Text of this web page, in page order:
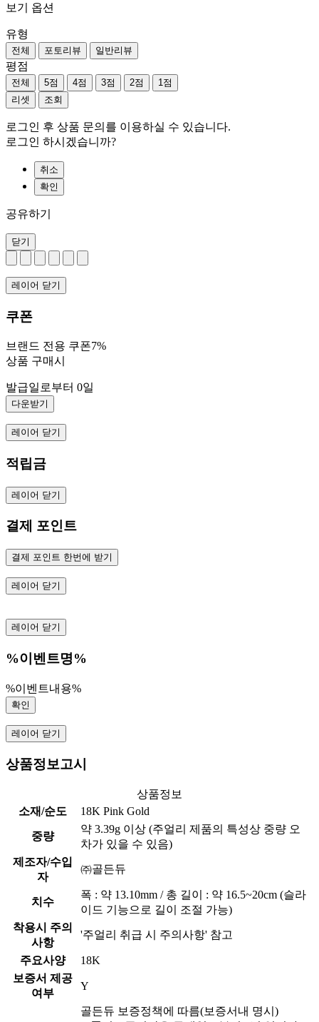
보기 옵션
유형
전체 포토리뷰 일반리뷰
평점
전체 5점 4점 3점 2점
1점
리셋
조회
로그인 후 상품 문의를 이용하실 수 있습니다.
로그인 하시겠습니까?
취소
확인
공유하기
닫기
레이어 닫기
쿠폰
브랜드 전용 쿠폰7%
상품 구매시
발급일로부터 0일
다운받기
레이어 닫기
적립금
레이어 닫기
결제 포인트
결제 포인트 한번에 받기
레이어 닫기
레이어 닫기
%이벤트명%
%이벤트내용%
확인
레이어 닫기
상품정보고시
상품정보
소재/순도
18K Pink Gold
중량
약 3.39g 이상 (주얼리 제품의 특성상 중량 오
차가 있을 수 있음)
제조자/수입
자
㈜골든듀
치수
폭 : 약 13.10mm / 총 길이 : 약 16.5~20cm (슬라
이드 기능으로 길이 조절 가능)
착용시 주의
사항
'주얼리 취급 시 주의사항' 참고
주요사양
18K
보증서 제공
여부
Y
골든듀 보증정책에 따름(보증서내 명시)